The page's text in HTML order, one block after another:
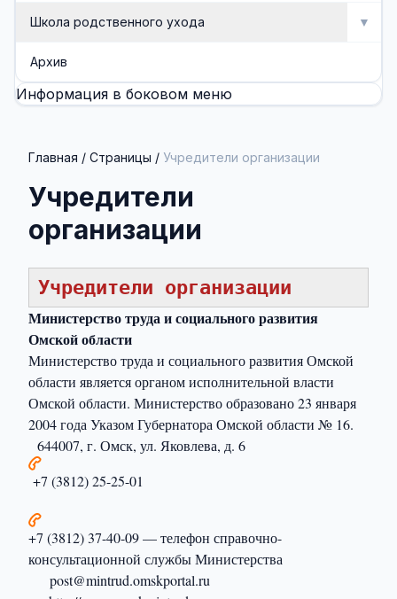
Школа родственного ухода ▼
Школа родственного ухода
Занятия
Архив
Информация в боковом меню
Главная / Страницы / Учредители организации
Учредители
организации
Учредители организации
Министерство труда и социального развития
Омской области
Министерство труда и социального развития Омской
области является органом исполнительной власти
Омской области. Министерство образовано 23 января
2004 года Указом Губернатора Омской области № 16.
644007, г. Омск, ул. Яковлева, д. 6
+7 (3812) 25-25-01
+7 (3812) 37-40-09 — телефон справочно-
консультационной службы Министерства
post@mintrud.omskportal.ru